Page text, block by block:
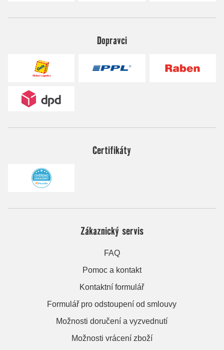
Dopravci
Certifikáty
Zákaznický servis
FAQ
Pomoc a kontakt
Kontaktní formulář
Formulář pro odstoupení od smlouvy
Možnosti doručení a vyzvednutí
Možnosti vrácení zboží